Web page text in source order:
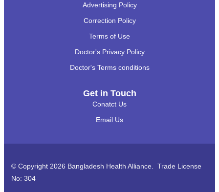
Advertising Policy
Correction Policy
Terms of Use
Doctor's Privacy Policy
Doctor's Terms conditions
Get in Touch
Conatct Us
Email Us
© Copyright 2026 Bangladesh Health Alliance. Trade License
No: 304